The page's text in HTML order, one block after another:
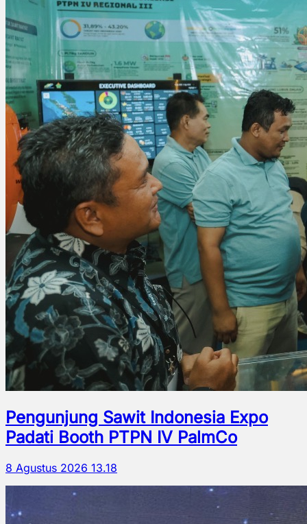
Pengunjung Sawit Indonesia Expo
Padati Booth PTPN IV PalmCo
8 Agustus 2026 13.18